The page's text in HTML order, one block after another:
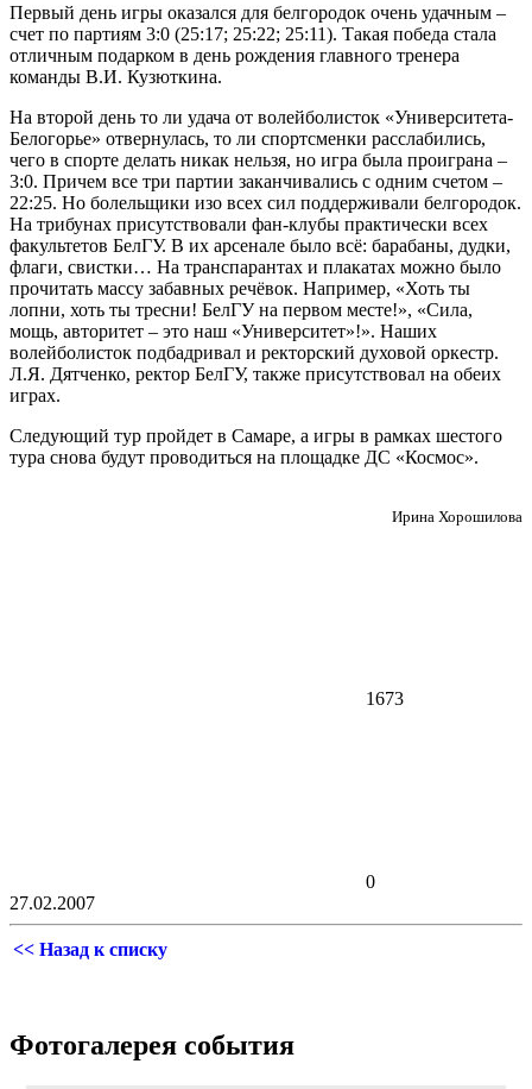
Первый день игры оказался для белгородок очень удачным –
счет по партиям 3:0 (25:17; 25:22; 25:11). Такая победа стала
отличным подарком в день рождения главного тренера
команды В.И. Кузюткина.
На второй день то ли удача от волейболисток «Университета-
Белогорье» отвернулась, то ли спортсменки расслабились,
чего в спорте делать никак нельзя, но игра была проиграна –
3:0. Причем все три партии заканчивались с одним счетом –
22:25. Но болельщики изо всех сил поддерживали белгородок.
На трибунах присутствовали фан-клубы практически всех
факультетов БелГУ. В их арсенале было всё: барабаны, дудки,
флаги, свистки… На транспарантах и плакатах можно было
прочитать массу забавных речёвок. Например, «Хоть ты
лопни, хоть ты тресни! БелГУ на первом месте!», «Сила,
мощь, авторитет – это наш «Университет»!». Наших
волейболисток подбадривал и ректорский духовой оркестр.
Л.Я. Дятченко, ректор БелГУ, также присутствовал на обеих
играх.
Следующий тур пройдет в Самаре, а игры в рамках шестого
тура снова будут проводиться на площадке ДС «Космос».
Ирина Хорошилова
1673
0
27.02.2007
<< Назад к списку
Фотогалерея события